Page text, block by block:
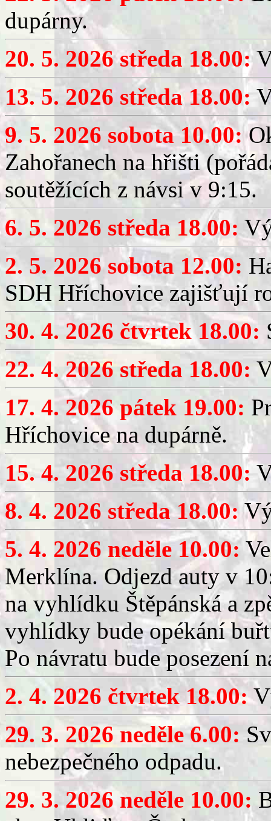
dupárny.
20. 5. 2026 středa 18.00:
13. 5. 2026 středa 18.00:
9. 5. 2026 sobota 10.00:
Zahořanech na hřišti
soutěžících z návsi v 9:15.
6. 5. 2026 středa 18.00:
2. 5. 2026 sobota 12.00:
SDH Hříchovice zajišťují
30. 4. 2026 čtvrtek 18.00:
22. 4. 2026 středa 18.00:
17. 4. 2026 pátek 19.00:
Hříchovice na dupárně.
15. 4. 2026 středa 18.00:
8. 4. 2026 středa 18.00:
5. 4. 2026 neděle 10.00:
Merklína. Odjezd auty v
na vyhlídku Štěpánská a
vyhlídky bude opékání
Po návratu bude posezení
2. 4. 2026 čtvrtek 18.00:
29. 3. 2026 neděle 6.00:
nebezpečného odpadu.
29. 3. 2026 neděle 10.00: